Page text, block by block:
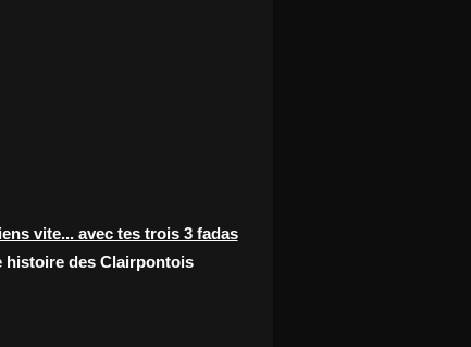
vite... avec tes trois 3 fadas
histoire des Clairpontois